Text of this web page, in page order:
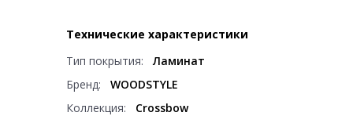
Технические характеристики
Тип покрытия:
Ламинат
Бренд:
WOODSTYLE
Коллекция:
Crossbow